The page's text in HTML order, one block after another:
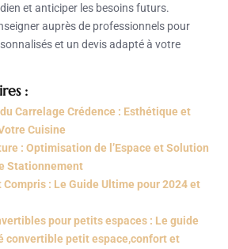
et anticiper les besoins futurs.
auprès de professionnels pour
et un devis adapté à votre
:
Carrelage Crédence : Esthétique et
Cuisine
: Optimisation de l’Espace et Solution
Stationnement
Compris : Le Guide Ultime pour 2024 et
pour petits espaces : Le guide
convertible petit espace,confort et